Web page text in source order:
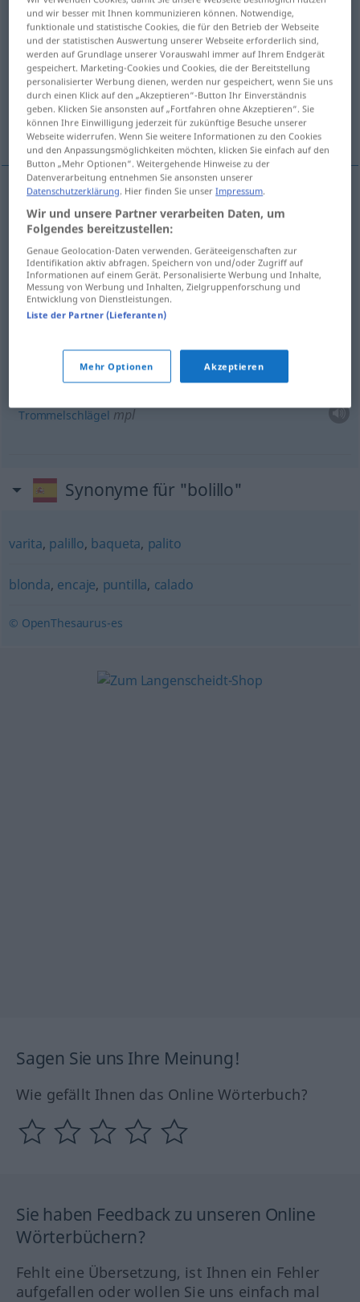
Übersicht aller Übersetzungen
(Für mehr Details die Übersetzung anklicken/antippen)
Spitzenklöppel Brötchen
Weitere Beispiele...
Spitzenklöppelm bolillo TEX
Brötchenn bolillo MÉX
bolillosplpalillo de tambor AM CENTR COL CUBA
Trommelschlägel mpl
Synonyme für "bolillo"
varita, palillo, baqueta, palito
blonda, encaje, puntilla, calado
© OpenThesaurus-es
Sagen Sie uns Ihre Meinung!
Wie gefällt Ihnen das Online Wörterbuch?
Sie haben Feedback zu unseren Online
Wörterbüchern?
Fehlt eine Übersetzung, ist Ihnen ein Fehler
aufgefallen oder wollen Sie uns einfach mal
und wir besser mit Ihnen kommunizieren können. Notwendige,
funktionale und statistische Cookies, die für den Betrieb der Webseite
und der statistischen Auswertung unserer Webseite erforderlich sind,
werden auf Grundlage unserer Vorauswahl immer auf Ihrem Endgerät
gespeichert. Marketing-Cookies und Cookies, die der Bereitstellung
personalisierter Werbung dienen, werden nur gespeichert, wenn Sie uns
durch einen Klick auf den „Akzeptieren“-Button Ihr Einverständnis
geben. Klicken Sie ansonsten auf „Fortfahren ohne Akzeptieren“. Sie
können Ihre Einwilligung jederzeit für zukünftige Besuche unserer
Webseite widerrufen. Wenn Sie weitere Informationen zu den Cookies
und den Anpassungsmöglichkeiten möchten, klicken Sie einfach auf den
Button „Mehr Optionen“. Weitergehende Hinweise zu der
Datenverarbeitung entnehmen Sie ansonsten unserer
Datenschutzerklärung. Hier finden Sie unserImpressum.
Wir und unsere Partner verarbeiten Daten, um
Folgendes bereitzustellen:
Genaue Geolocation-Daten verwenden. Geräteeigenschaften zur
Identifikation aktiv abfragen. Speichern von und/oder Zugriff auf
Informationen auf einem Gerät. Personalisierte Werbung und Inhalte,
Messung von Werbung und Inhalten, Zielgruppenforschung und
Entwicklung von Dienstleistungen.
Liste der Partner (Lieferanten)
Mehr Optionen Akzeptieren